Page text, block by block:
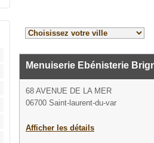
Menuiserie Ebénisterie
68 AVENUE DE LA MER
06700 Saint-laurent-du-var
Afficher les détails